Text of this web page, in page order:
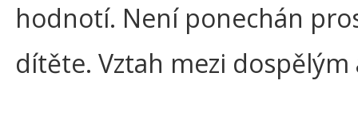
hodnotí. Není ponechán
dítěte. Vztah mezi